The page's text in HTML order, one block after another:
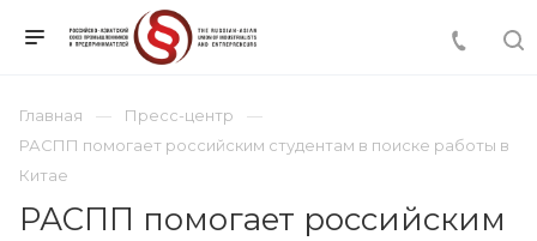
Главная
Пресс-центр
РАСПП помогает российским студентам в поиске работы в
Китае
РАСПП помогает российским